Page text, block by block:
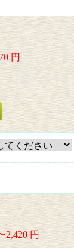
円
2,420円